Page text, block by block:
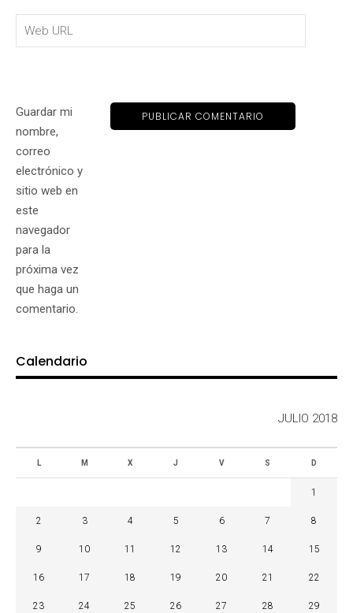
Guardar mi
nombre,
correo
electrónico y
sitio web en
este
navegador
para la
próxima vez
que haga un
comentario.
Calendario
JULIO 2018
L M X J V S D
1
2 3 4 5 6 7 8
9 10 11 12 13 14 15
16 17 18 19 20 21 22
23 24 25 26 27 28 29